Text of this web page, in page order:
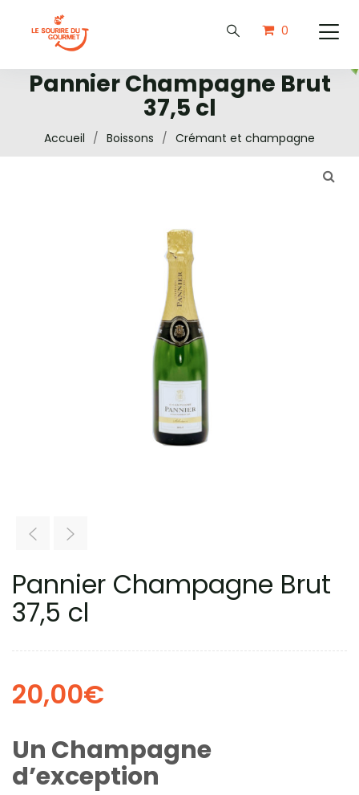
0
Pannier Champagne Brut
37,5 cl
Accueil / Boissons / Crémant et champagne
Pannier Champagne Brut
37,5 cl
20,00€
Un Champagne
d’exception